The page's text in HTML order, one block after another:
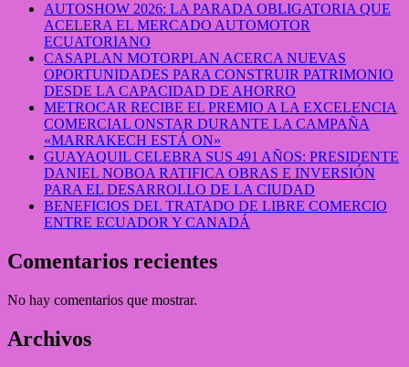
AUTOSHOW 2026: LA PARADA OBLIGATORIA QUE
ACELERA EL MERCADO AUTOMOTOR
ECUATORIANO
CASAPLAN MOTORPLAN ACERCA NUEVAS
OPORTUNIDADES PARA CONSTRUIR PATRIMONIO
DESDE LA CAPACIDAD DE AHORRO
METROCAR RECIBE EL PREMIO A LA EXCELENCIA
COMERCIAL ONSTAR DURANTE LA CAMPAÑA
«MARRAKECH ESTÁ ON»
GUAYAQUIL CELEBRA SUS 491 AÑOS: PRESIDENTE
DANIEL NOBOA RATIFICA OBRAS E INVERSIÓN
PARA EL DESARROLLO DE LA CIUDAD
BENEFICIOS DEL TRATADO DE LIBRE COMERCIO
ENTRE ECUADOR Y CANADÁ
Comentarios recientes
No hay comentarios que mostrar.
Archivos